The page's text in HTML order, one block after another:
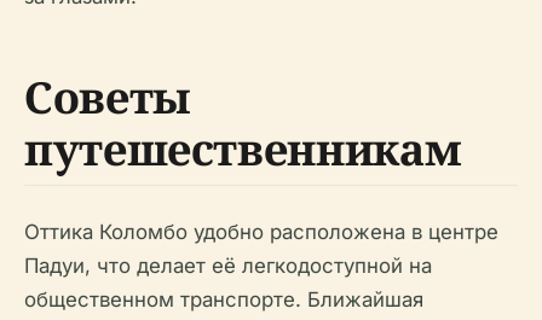
Советы
путешественникам
Оттика Коломбо удобно расположена в центре
Падуи, что делает её легкодоступной на
общественном транспорте. Ближайшая